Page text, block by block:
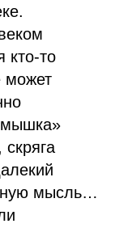
кто-то
может
мышка»
мысль…